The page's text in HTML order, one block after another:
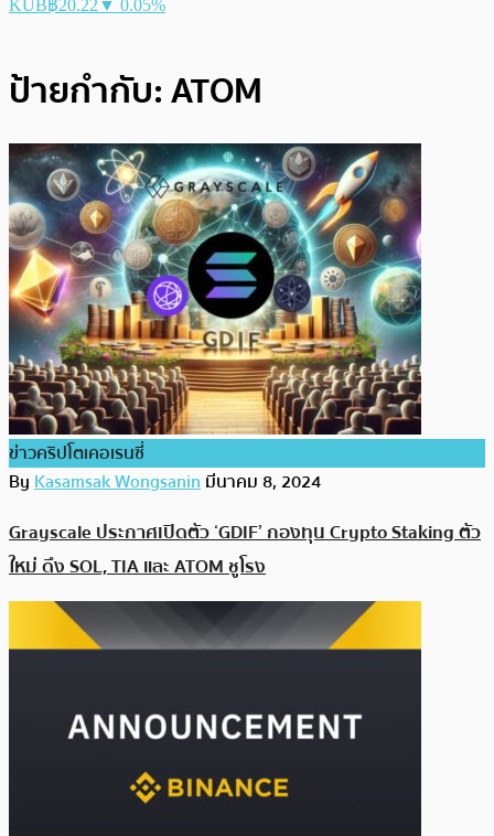
KUB฿20.22 ▼ 0.05%
ป้ายกำกับ:ATOM
ข่าวคริปโตเคอเรนซี่
ByKasamsak Wongsaninมีนาคม 8, 2024
Grayscale ประกาศเปิดตัว ‘GDIF’ กองทุน Crypto Staking ตัว
ใหม่ ดึง SOL, TIA และ ATOM ชูโรง